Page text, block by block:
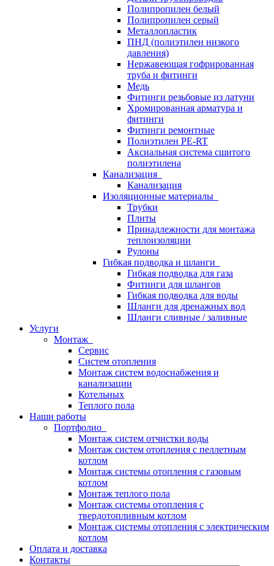
Полипропилен белый
Полипропилен серый
Металлопластик
ПНД (полиэтилен низкого
давления)
Нержавеющая гофрированная
труба и фитинги
Медь
Фитинги резьбовые из латуни
Хромированная арматура и
фитинги
Фитинги ремонтные
Полиэтилен PE-RT
Аксиальная система сшитого
полиэтилена
Канализация
Канализация
Изоляционные материалы
Трубки
Плиты
Принадлежности для монтажа
теплоизоляции
Рулоны
Гибкая подводка и шланги
Гибкая подводка для газа
Фитинги для шлангов
Гибкая подводка для воды
Шланги для дренажных вод
Шланги сливные / заливные
Услуги
Монтаж
Сервис
Систем отопления
Монтаж систем водоснабжения и
канализации
Котельных
Теплого пола
Наши работы
Портфолио
Монтаж систем отчистки воды
Монтаж систем отопления с пеллетным
котлом
Монтаж системы отопления с газовым
котлом
Монтаж теплого пола
Монтаж системы отопления с
твердотопливным котлом
Монтаж системы отопления с электрическим
котлом
Оплата и доставка
Контакты